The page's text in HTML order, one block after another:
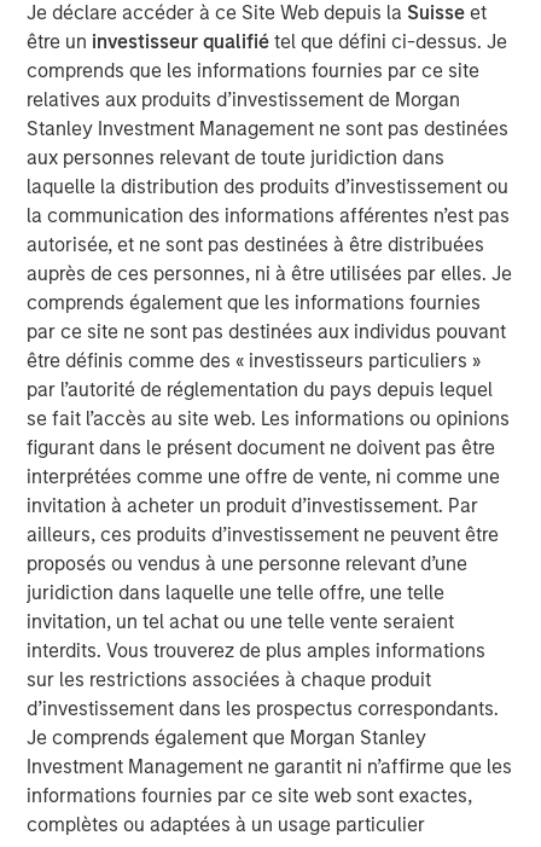
Je déclare accéder à ce Site Web depuis la Suisse et
être un investisseur qualifiétel que défini ci-dessus. Je
comprends que les informations fournies par ce site
relatives aux produits d’investissement de Morgan
Stanley Investment Management ne sont pas destinées
aux personnes relevant de toute juridiction dans
laquelle la distribution des produits d’investissement ou
la communication des informations afférentes n’est pas
autorisée, et ne sont pas destinées à être distribuées
auprès de ces personnes, ni à être utilisées par elles. Je
comprends également que les informations fournies
par ce site ne sont pas destinées aux individus pouvant
être définis comme des « investisseurs particuliers »
par l’autorité de réglementation du pays depuis lequel
se fait l’accès au site web. Les informations ou opinions
figurant dans le présent document ne doivent pas être
interprétées comme une offre de vente, ni comme une
invitation à acheter un produit d’investissement. Par
ailleurs, ces produits d’investissement ne peuvent être
proposés ou vendus à une personne relevant d’une
juridiction dans laquelle une telle offre, une telle
invitation, un tel achat ou une telle vente seraient
interdits. Vous trouverez de plus amples informations
sur les restrictions associées à chaque produit
d’investissement dans les prospectus correspondants.
Je comprends également que Morgan Stanley
Investment Management ne garantit ni n’affirme que les
informations fournies par ce site web sont exactes,
complètes ou adaptées à un usage particulier
Markets Debt teams, respectively. The Strategic Income
Fund is managed by the same team that manages the
U.S. Eaton Vance Strategic Income Fund, a U.S. registered
investment company.
“Introducing the Strategic Income fund to the MS INVF
umbrella is a natural next step as we continue to expand
our global fixed income footprint with a focus on
addressing investor needs,” said Vittorio Ambrogi, Head of
International Wealth and Global Head of Financial
Institutions at Morgan Stanley Investment Management.
“We believe that this fund brings together the best
investment ideas sourced from across our established
and deeply resourced global fixed income platform and
considers changing market dynamics like heightened
volatility, ongoing geopolitical risks and inflationary
concerns.”
The Strategic Income Fund seeks to provide an attractive
rate of total return, measured in U.S. dollars, through
investments in a range of fixed income securities,
including securitized instruments, corporate and
government bonds located anywhere in the world,
including emerging markets and frontier markets, and in
currencies.
“Active management and flexibility are critical to our
investment philosophy and together provide the
opportunity to study broader trends playing out across
markets and build a diversified portfolio that adapts as